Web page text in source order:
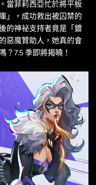
當菲莉西亞忙於將平板
」，成功救出被囚禁的
的神祕支持者竟是「鍍
惡魔贊助人，她真的會
？7.5 季即將揭曉！